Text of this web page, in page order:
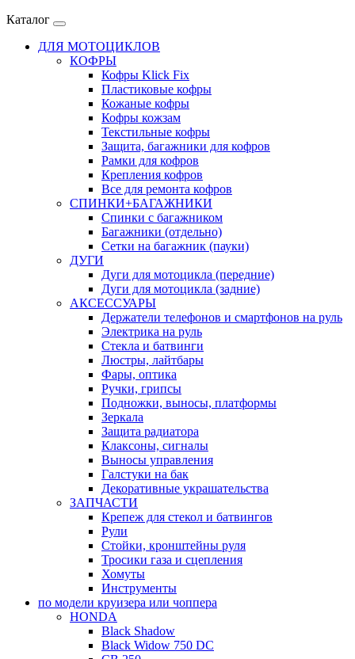
Каталог
ДЛЯ МОТОЦИКЛОВ
КОФРЫ
Кофры Klick Fix
Пластиковые кофры
Кожаные кофры
Кофры кожзам
Текстильные кофры
Защита, багажники для кофров
Рамки для кофров
Крепления кофров
Все для ремонта кофров
СПИНКИ+БАГАЖНИКИ
Спинки с багажником
Багажники (отдельно)
Сетки на багажник (пауки)
ДУГИ
Дуги для мотоцикла (передние)
Дуги для мотоцикла (задние)
АКСЕССУАРЫ
Держатели телефонов и смартфонов на руль
Электрика на руль
Стекла и батвинги
Люстры, лайтбары
Фары, оптика
Ручки, грипсы
Подножки, выносы, платформы
Зеркала
Защита радиатора
Клаксоны, сигналы
Выносы управления
Галстуки на бак
Декоративные украшательства
ЗАПЧАСТИ
Крепеж для стекол и батвингов
Рули
Стойки, кронштейны руля
Тросики газа и сцепления
Хомуты
Инструменты
по модели круизера или чоппера
HONDA
Black Shadow
Black Widow 750 DC